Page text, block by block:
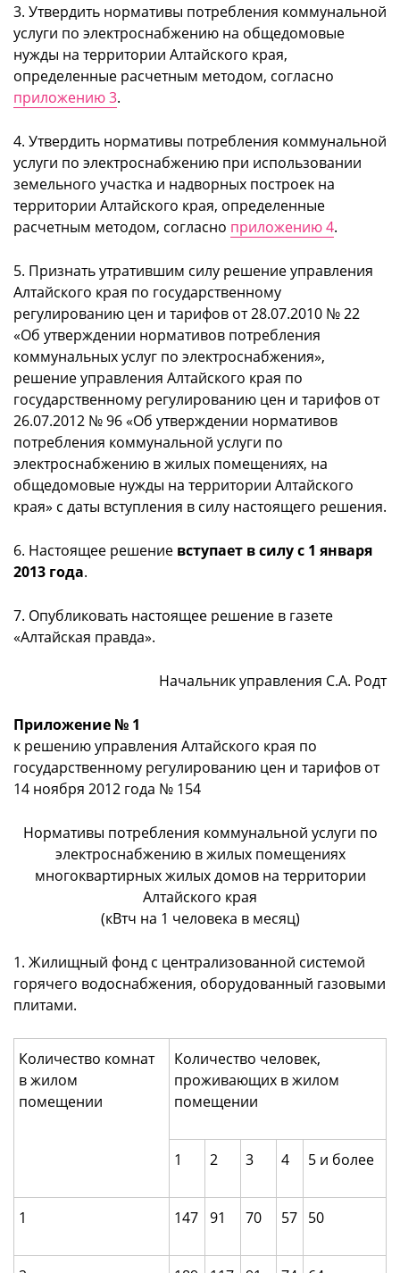
3. Утвердить нормативы потребления коммунальной
услуги по электроснабжению на общедомовые
нужды на территории Алтайского края,
определенные расчетным методом, согласно
приложению 3.
4. Утвердить нормативы потребления коммунальной
услуги по электроснабжению при использовании
земельного участка и надворных построек на
территории Алтайского края, определенные
расчетным методом, согласно приложению 4.
5. Признать утратившим силу решение управления
Алтайского края по государственному
регулированию цен и тарифов от 28.07.2010 № 22
«Об утверждении нормативов потребления
коммунальных услуг по электроснабжения»,
решение управления Алтайского края по
государственному регулированию цен и тарифов от
26.07.2012 № 96 «Об утверждении нормативов
потребления коммунальной услуги по
электроснабжению в жилых помещениях, на
общедомовые нужды на территории Алтайского
края» с даты вступления в силу настоящего решения.
6. Настоящее решение вступает в силу с 1 января
2013 года.
7. Опубликовать настоящее решение в газете
«Алтайская правда».
Начальник управления С.А. Родт
Приложение № 1
к решению управления Алтайского края по
государственному регулированию цен и тарифов от
14 ноября 2012 года № 154
Нормативы потребления коммунальной услуги по
электроснабжению в жилых помещениях
многоквартирных жилых домов на территории
Алтайского края
(кВтч на 1 человека в месяц)
1. Жилищный фонд с централизованной системой
горячего водоснабжения, оборудованный газовыми
плитами.
Количество комнат
в жилом
помещении
Количество человек,
проживающих в жилом
помещении
1 2 3 4 5 и более
1 147 91 70 57 50